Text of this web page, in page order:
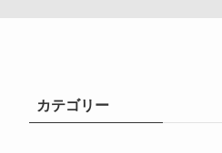
カテゴリー